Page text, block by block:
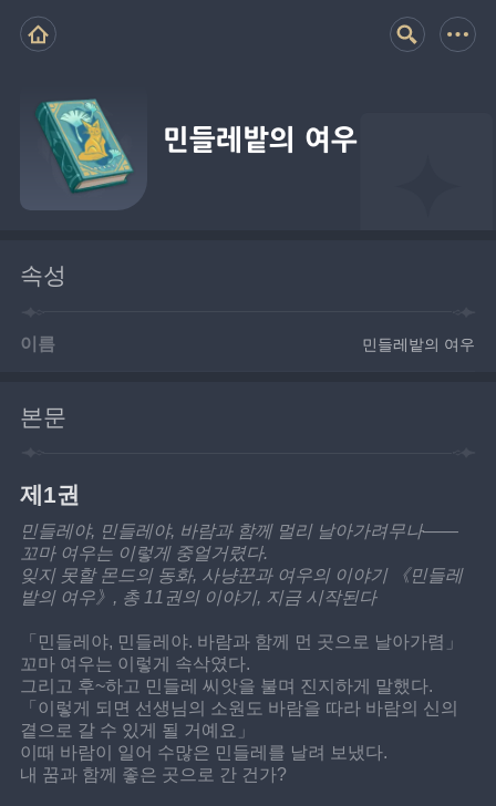
민들레밭의 여우
속성
이름 민들레밭의 여우
본문
제1권
민들레야, 민들레야, 바람과 함께 멀리 날아가려무나——
꼬마 여우는 이렇게 중얼거렸다.
잊지 못할 몬드의 동화, 사냥꾼과 여우의 이야기 《민들레
밭의 여우》, 총 11권의 이야기, 지금 시작된다
「민들레야, 민들레야. 바람과 함께 먼 곳으로 날아가렴」
꼬마 여우는 이렇게 속삭였다.
그리고 후~하고 민들레 씨앗을 불며 진지하게 말했다.
「이렇게 되면 선생님의 소원도 바람을 따라 바람의 신의
곁으로 갈 수 있게 될 거예요」
이때 바람이 일어 수많은 민들레를 날려 보냈다.
내 꿈과 함께 좋은 곳으로 간 건가?